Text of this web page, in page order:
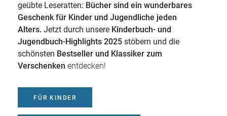
geübte Leseratten: Bücher sind ein wunderbares
Geschenk für Kinder und Jugendliche jeden
Alters. Jetzt durch unsere Kinderbuch- und
Jugendbuch-Highlights 2025 stöbern und die
schönsten Bestseller und Klassiker zum
Verschenken entdecken!
FÜR KINDER